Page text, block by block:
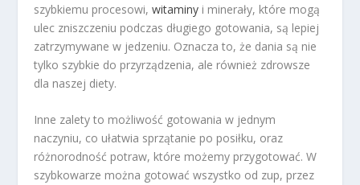
szybkiemu procesowi,witaminy i minerały, które mogą
ulec zniszczeniu podczas długiego gotowania, są lepiej
zatrzymywane w jedzeniu. Oznacza to, że dania są nie
tylko szybkie do przyrządzenia, ale również zdrowsze
dla naszej diety.
Inne zalety to możliwość gotowania w jednym
naczyniu, co ułatwia sprzątanie po posiłku, oraz
różnorodność potraw, które możemy przygotować. W
szybkowarze można gotować wszystko od zup, przez